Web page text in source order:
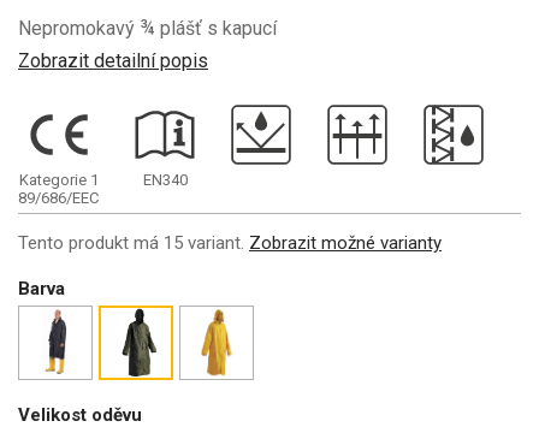
Nepromokavý ¾ plášť s kapucí
Zobrazit detailní popis
Kategorie 1
89/686/EEC
EN340
Tento produkt má 15 variant. Zobrazit možné varianty
Barva
Velikost oděvu